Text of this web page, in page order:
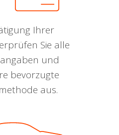
Ihrer
Sie alle
und
bevorzugte
aus.